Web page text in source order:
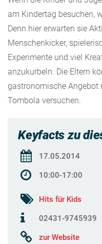
am Kindertag besuchen,
Denn hier erwarten sie
Menschenkicker,
Experimente und viel
anzukurbeln. Die Eltern
gastronomische Angebot
Tombola versuchen.
Keyfacts zu
17.05.2014
10:00-17:00
Hits für Kids
02431-9745939
zur Website